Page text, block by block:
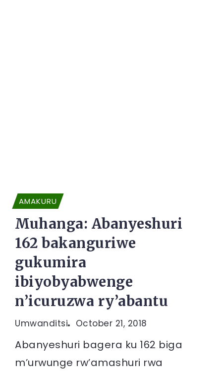
AMAKURU
Muhanga: Abanyeshuri
162 bakanguriwe
gukumira
ibiyobyabwenge
n’icuruzwa ry’abantu
Umwanditsi October 21, 2018
Abanyeshuri bagera ku 162 biga
m’urwunge rw’amashuri rwa